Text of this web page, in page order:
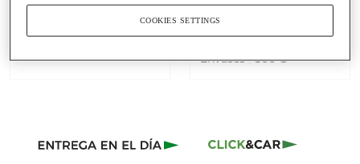
arroz bomba LA
Paquete|1 Kg
arroz bomba pack 2 LA
FALLERA
+ paquete gratis
Envases|500 G
COOKIES SETTINGS